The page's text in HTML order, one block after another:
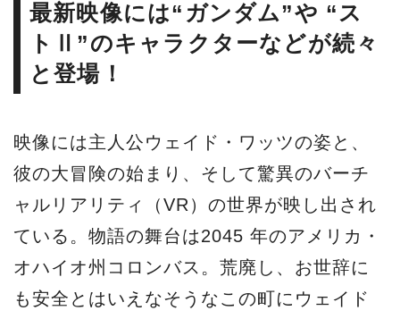
最新映像には“ガンダム”や “ス
トⅡ”のキャラクターなどが続々
と登場！
映像には主人公ウェイド・ワッツの姿と、
彼の大冒険の始まり、そして驚異のバーチ
ャルリアリティ（VR）の世界が映し出され
ている。物語の舞台は2045 年のアメリカ・
オハイオ州コロンバス。荒廃し、お世辞に
も安全とはいえなそうなこの町にウェイド